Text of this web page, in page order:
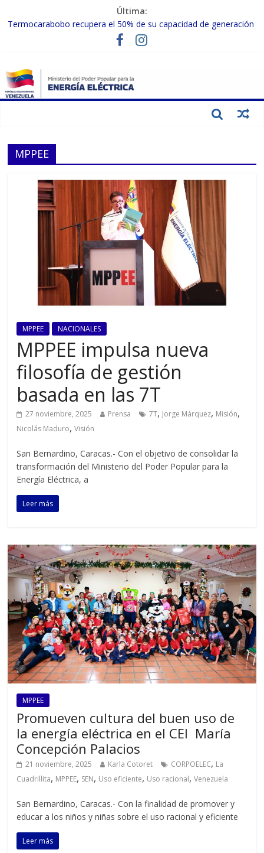
Última:
Termocarabobo recupera el 50% de su capacidad de generación
MPPEE avanza en la recuperación de infraestructuras eléctricas
Gobierno Nacional coordina acciones con el sector privado para
fortalecer el SEN ante el «Súper Niño»
Inspeccionan trabajos de rehabilitación en instalaciones del SEN
MPPEE
MPPEE NACIONALES
MPPEE impulsa nueva
filosofía de gestión
basada en las 7T
27 noviembre, 2025 Prensa 7T, Jorge Márquez, Misión,
Nicolás Maduro,Visión
San Bernardino, Caracas.- Con el objetivo de consolidar la
transformación del Ministerio del Poder Popular para la
Energía Eléctrica, a
Leer más
MPPEE
Promueven cultura del buen uso de
la energía eléctrica en el CEI María
Concepción Palacios
21 noviembre, 2025 Karla Cotoret CORPOELEC, La
Cuadrillita, MPPEE, SEN, Uso eficiente, Uso racional,Venezuela
San Bernardino, Caracas.- Con la finalidad de promover y
educar a los niños y niñas sobre el uso racional y eficiente
Leer más